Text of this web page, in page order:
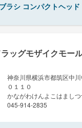
ラシ コンパクトヘッド
ッグモザイクモー
神奈川県横浜市都筑区中
０１１０
かながわけんよこはましつ
045-914-2835